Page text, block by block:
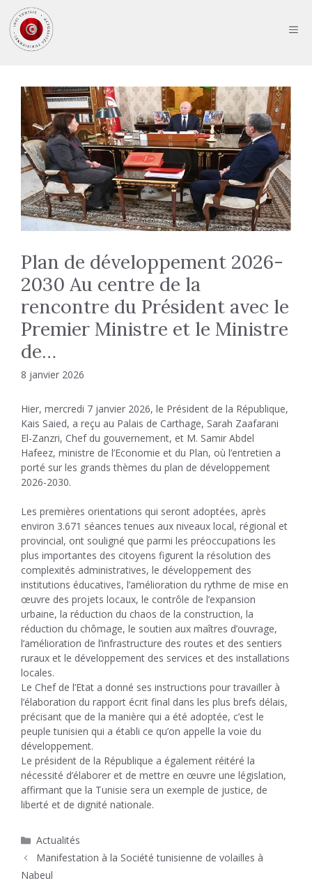
au
contenu
Plan de développement 2026-
2030 Au centre de la
rencontre du Président avec le
Premier Ministre et le Ministre
de…
8 janvier 2026
Hier, mercredi 7 janvier 2026, le Président de la République,
Kais Saied, a reçu au Palais de Carthage, Sarah Zaafarani
El-Zanzri, Chef du gouvernement, et M. Samir Abdel
Hafeez, ministre de l’Economie et du Plan, où l’entretien a
porté sur les grands thèmes du plan de développement
2026-2030.
Les premières orientations qui seront adoptées, après
environ 3.671 séances tenues aux niveaux local, régional et
provincial, ont souligné que parmi les préoccupations les
plus importantes des citoyens figurent la résolution des
complexités administratives, le développement des
institutions éducatives, l’amélioration du rythme de mise en
œuvre des projets locaux, le contrôle de l’expansion
urbaine, la réduction du chaos de la construction, la
réduction du chômage, le soutien aux maîtres d’ouvrage,
l’amélioration de l’infrastructure des routes et des sentiers
ruraux et le développement des services et des installations
locales.
Le Chef de l’Etat a donné ses instructions pour travailler à
l’élaboration du rapport écrit final dans les plus brefs délais,
précisant que de la manière qui a été adoptée, c’est le
peuple tunisien qui a établi ce qu’on appelle la voie du
développement.
Le président de la République a également réitéré la
nécessité d’élaborer et de mettre en œuvre une législation,
affirmant que la Tunisie sera un exemple de justice, de
liberté et de dignité nationale.
Catégories
Actualités
Manifestation à la Société tunisienne de volailles à
Nabeul